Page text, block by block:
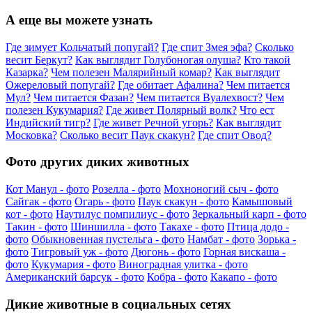
А еще вы можете узнать
Где зимует Кольчатый попугай? Где спит Змея эфа? Сколько
весит Беркут? Как выглядит Голубоногая олуша? Кто такой
Казарка? Чем полезен Малярийный комар? Как выглядит
Ожереловый попугай? Где обитает Афалина? Чем питается
Мул? Чем питается Фазан? Чем питается Вуалехвост? Чем
полезен Кукумария? Где живет Полярный волк? Что ест
Индийский тигр? Где живет Речной угорь? Как выглядит
Московка? Сколько весит Паук скакун? Где спит Овод?
Фото других диких животных
Кот Манул - фото Розелла - фото Мохноногий сыч - фото
Сайгак - фото Огарь - фото Паук скакун - фото Камышовый
кот - фото Наутилус помпилиус - фото Зеркальный карп - фото
Такин - фото Шиншилла - фото Такахе - фото Птица додо -
фото Обыкновенная пустельга - фото Намбат - фото Зорька -
фото Тигровый уж - фото Дюгонь - фото Горная вискаша -
фото Кукумария - фото Виноградная улитка - фото
Американский барсук - фото Кобра - фото Какапо - фото
Дикие животные в социальных сетях